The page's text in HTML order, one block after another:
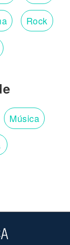
Rock
Música